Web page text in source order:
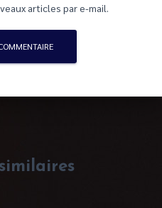
articles par e-mail.